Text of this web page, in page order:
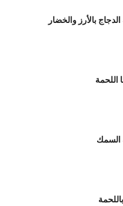
بالأرز والخضار
السمك